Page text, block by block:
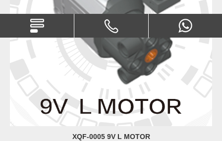
XQF-0005 9V L MOTOR